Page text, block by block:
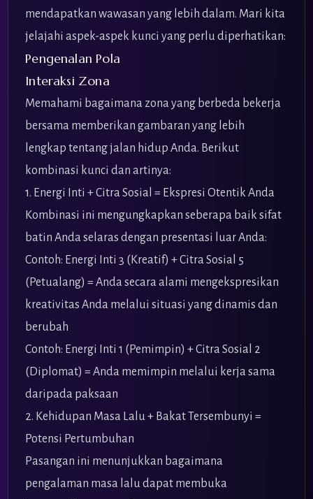
mendapatkan wawasan yang lebih dalam. Mari kita
jelajahi aspek-aspek kunci yang perlu diperhatikan:
Pengenalan Pola
Interaksi Zona
Memahami bagaimana zona yang berbeda bekerja
bersama memberikan gambaran yang lebih
lengkap tentang jalan hidup Anda. Berikut
kombinasi kunci dan artinya:
1. Energi Inti + Citra Sosial = Ekspresi Otentik Anda
Kombinasi ini mengungkapkan seberapa baik sifat
batin Anda selaras dengan presentasi luar Anda:
Contoh: Energi Inti 3 (Kreatif) + Citra Sosial 5
(Petualang) = Anda secara alami mengekspresikan
kreativitas Anda melalui situasi yang dinamis dan
berubah
Contoh: Energi Inti 1 (Pemimpin) + Citra Sosial 2
(Diplomat) = Anda memimpin melalui kerja sama
daripada paksaan
2. Kehidupan Masa Lalu + Bakat Tersembunyi =
Potensi Pertumbuhan
Pasangan ini menunjukkan bagaimana
pengalaman masa lalu dapat membuka